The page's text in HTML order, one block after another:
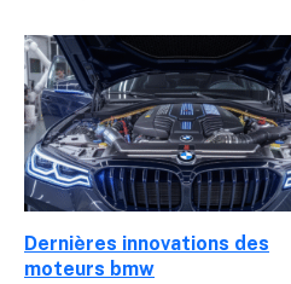
Dernières innovations des
moteurs bmw